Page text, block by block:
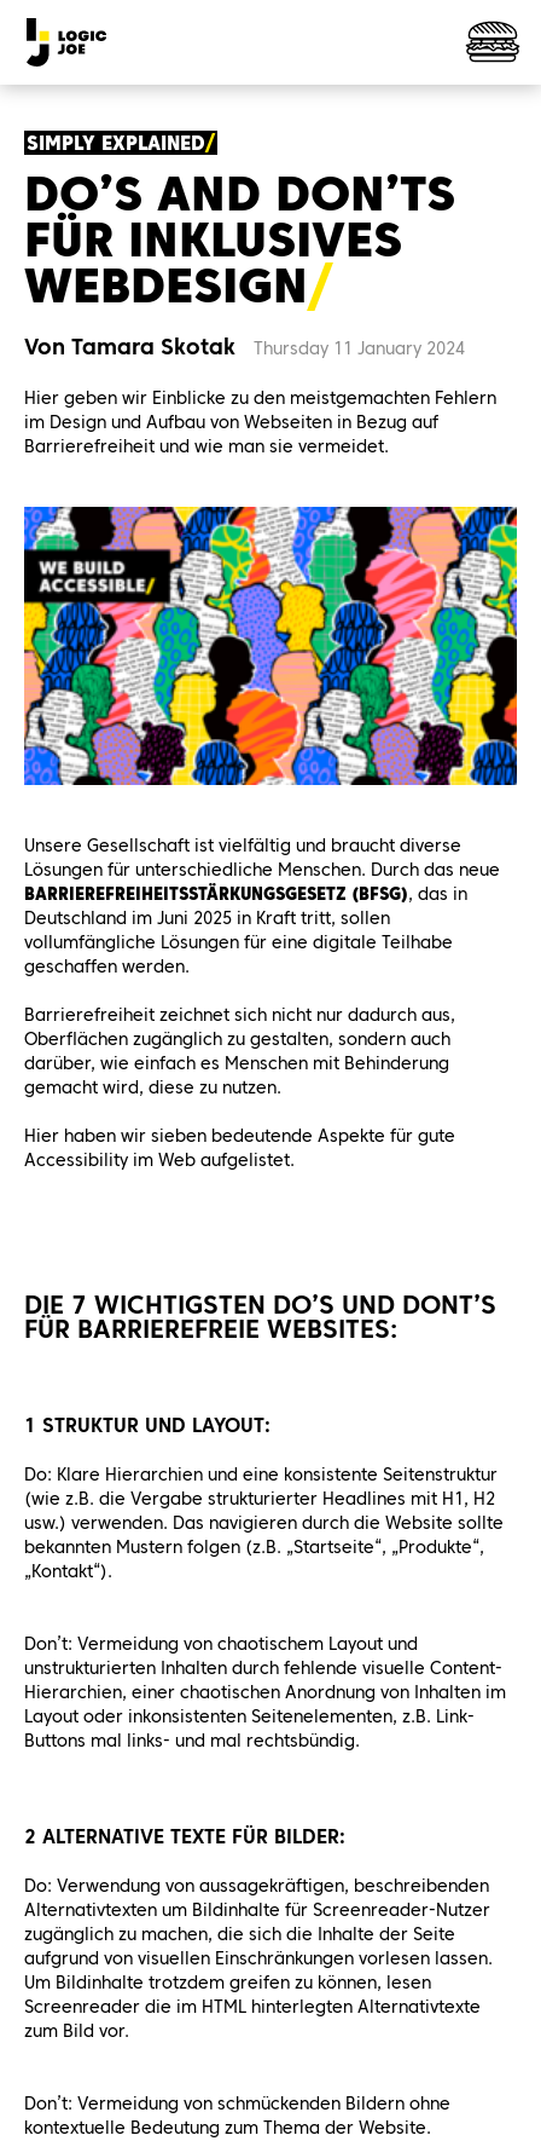
SIMPLY EXPLAINED
DO’S AND DON’TS
FÜR INKLUSIVES
WEBDESIGN
Von Tamara Skotak Thursday 11 January 2024
Hier geben wir Einblicke zu den meistgemachten Fehlern
im Design und Aufbau von Webseiten in Bezug auf
Barrierefreiheit und wie man sie vermeidet.
Unsere Gesellschaft ist vielfältig und braucht diverse
Lösungen für unterschiedliche Menschen. Durch das neue
BARRIEREFREIHEITSSTÄRKUNGSGESETZ (BFSG), das in
Deutschland im Juni 2025 in Kraft tritt, sollen
vollumfängliche Lösungen für eine digitale Teilhabe
geschaffen werden.
Barrierefreiheit zeichnet sich nicht nur dadurch aus,
Oberflächen zugänglich zu gestalten, sondern auch
darüber, wie einfach es Menschen mit Behinderung
gemacht wird, diese zu nutzen.
Hier haben wir sieben bedeutende Aspekte für gute
Accessibility im Web aufgelistet.
DIE 7 WICHTIGSTEN DO’S UND DONT’S
FÜR BARRIEREFREIE WEBSITES:
1 STRUKTUR UND LAYOUT:
Do: Klare Hierarchien und eine konsistente Seitenstruktur
(wie z.B. die Vergabe strukturierter Headlines mit H1, H2
usw.) verwenden. Das navigieren durch die Website sollte
bekannten Mustern folgen (z.B. „Startseite“, „Produkte“,
„Kontakt“).
Don’t: Vermeidung von chaotischem Layout und
unstrukturierten Inhalten durch fehlende visuelle Content-
Hierarchien, einer chaotischen Anordnung von Inhalten im
Layout oder inkonsistenten Seitenelementen, z.B. Link-
Buttons mal links- und mal rechtsbündig.
2 ALTERNATIVE TEXTE FÜR BILDER:
Do: Verwendung von aussagekräftigen, beschreibenden
Alternativtexten um Bildinhalte für Screenreader-Nutzer
zugänglich zu machen, die sich die Inhalte der Seite
aufgrund von visuellen Einschränkungen vorlesen lassen.
Um Bildinhalte trotzdem greifen zu können, lesen
Screenreader die im HTML hinterlegten Alternativtexte
zum Bild vor.
Don’t: Vermeidung von schmückenden Bildern ohne
kontextuelle Bedeutung zum Thema der Website.